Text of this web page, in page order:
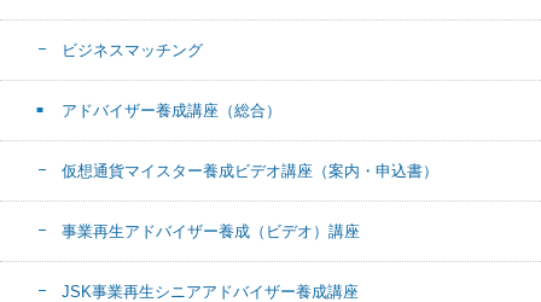
ビジネスマッチング
アドバイザー養成講座（総合）
仮想通貨マイスター養成ビデオ講座（案内・申込書）
事業再生アドバイザー養成（ビデオ）講座
JSK事業再生シニアアドバイザー養成講座